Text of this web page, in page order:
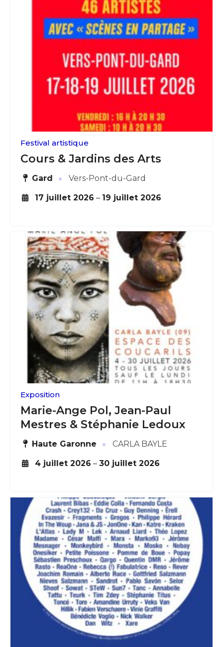
Festival artistique
Cours & Jardins des Arts
Gard · Vers-Pont-du-Gard
17 juillet 2026 – 19 juillet 2026
Exposition
Marie-Ange Pol, Jean-Paul
Mestres & Stéphanie Ledoux
Haute Garonne · CARLA BAYLE
4 juillet 2026 – 30 juillet 2026